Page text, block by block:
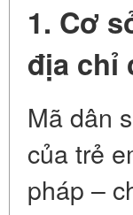
1. Cơ
địa chỉ
Mã dân
của trẻ
pháp –